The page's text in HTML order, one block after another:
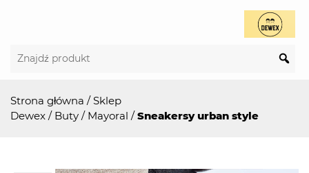
Strona główna /Sklep
Dewex / Buty / Mayoral /Sneakersy urban style